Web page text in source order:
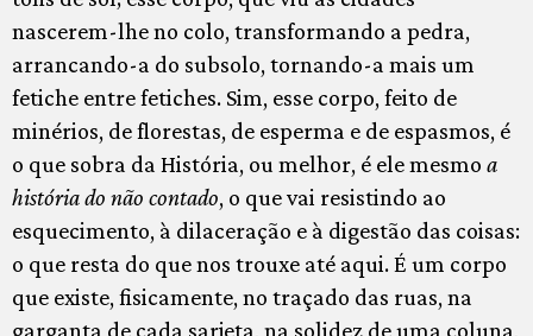
nascerem-lhe no colo, transformando a pedra,
arrancando-a do subsolo, tornando-a mais um
fetiche entre fetiches. Sim, esse corpo, feito de
minérios, de florestas, de esperma e de espasmos, é
o que sobra da História, ou melhor, é ele mesmo a
história do não contado, o que vai resistindo ao
esquecimento, à dilaceração e à digestão das coisas:
o que resta do que nos trouxe até aqui. É um corpo
que existe, fisicamente, no traçado das ruas, na
garganta de cada sarjeta, na solidez de uma coluna,